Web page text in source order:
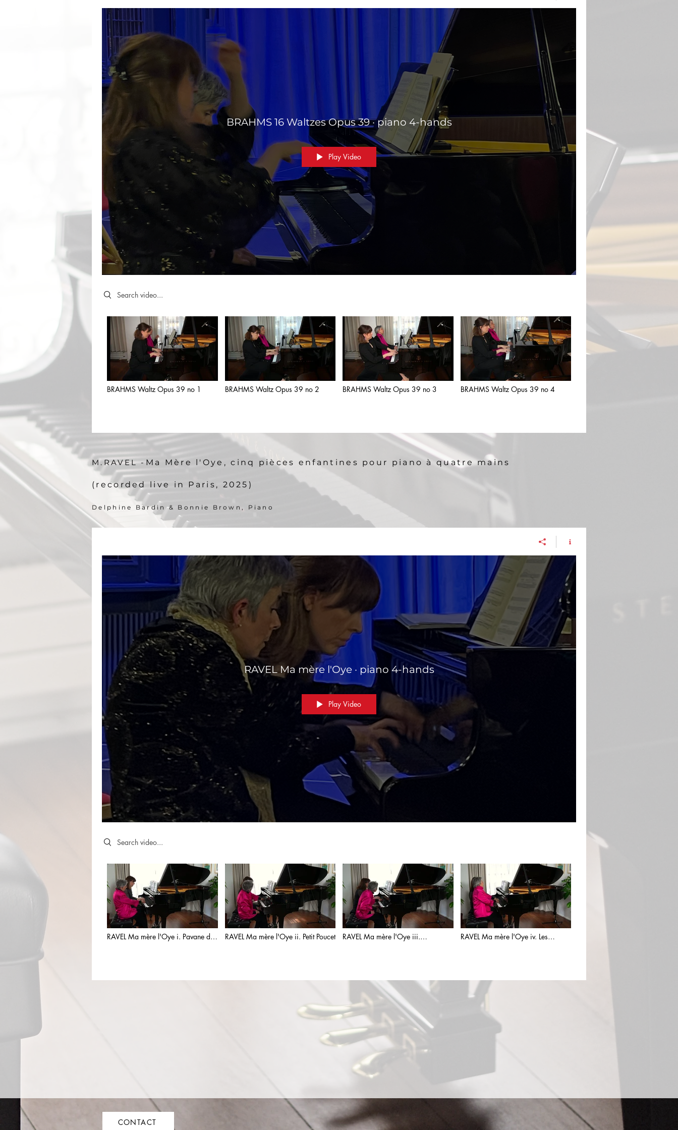
BRAHMS 16 Waltzes Opus 39 · piano 4-hands
Play Video
Search videos
BRAHMS Waltz Opus 39 no 1 BRAHMS Waltz Opus 39 no 2 BRAHMS Waltz Opus 39 no 3 BRAHMS Waltz Opus 39 no 4
M.RAVEL - Ma Mère l'Oye, cinq pièces enfantines pour piano à quatre mains
(recorded live in Paris, 2025)
Delphine Bardin & Bonnie Brown, Piano
RAVEL Ma mère l'Oye · piano 4-hands
Play Video
Search videos
RAVEL Ma mère l'Oye i. Pavane de
RAVEL Ma mère l'Oye ii. Petit Poucet
RAVEL Ma mère l'Oye iii.
RAVEL Ma mère l'Oye iv. Les
CONTACT